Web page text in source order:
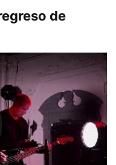
de